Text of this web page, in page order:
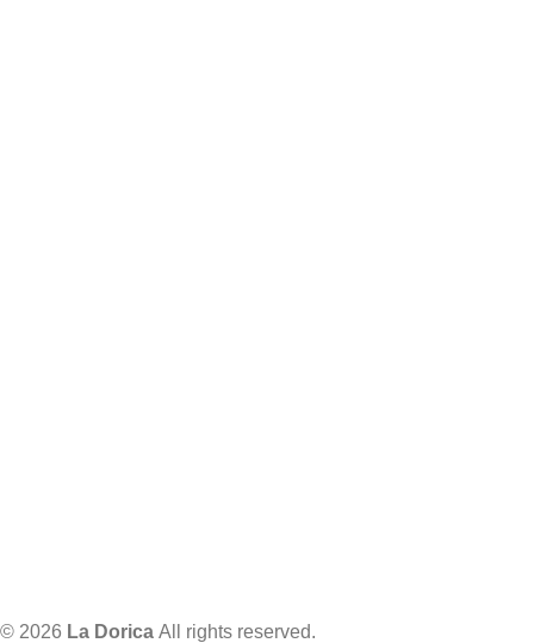
© 2026 La Dorica All rights reserved.